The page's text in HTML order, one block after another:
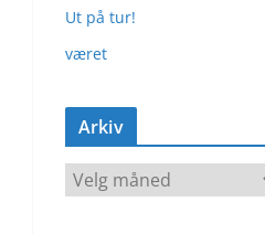
Ut på tur!
været
Arkiv
A
r